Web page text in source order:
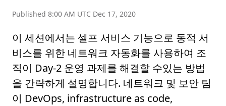
Published 8:00 AM UTC Dec 17, 2020
이 세션에서는 셀프 서비스 기능으로 동적 서
비스를 위한 네트워크 자동화를 사용하여 조
직이 Day-2 운영 과제를 해결할 수있는 방법
을 간략하게 설명합니다. 네트워크 및 보안 팀
이 DevOps, infrastructure as code,